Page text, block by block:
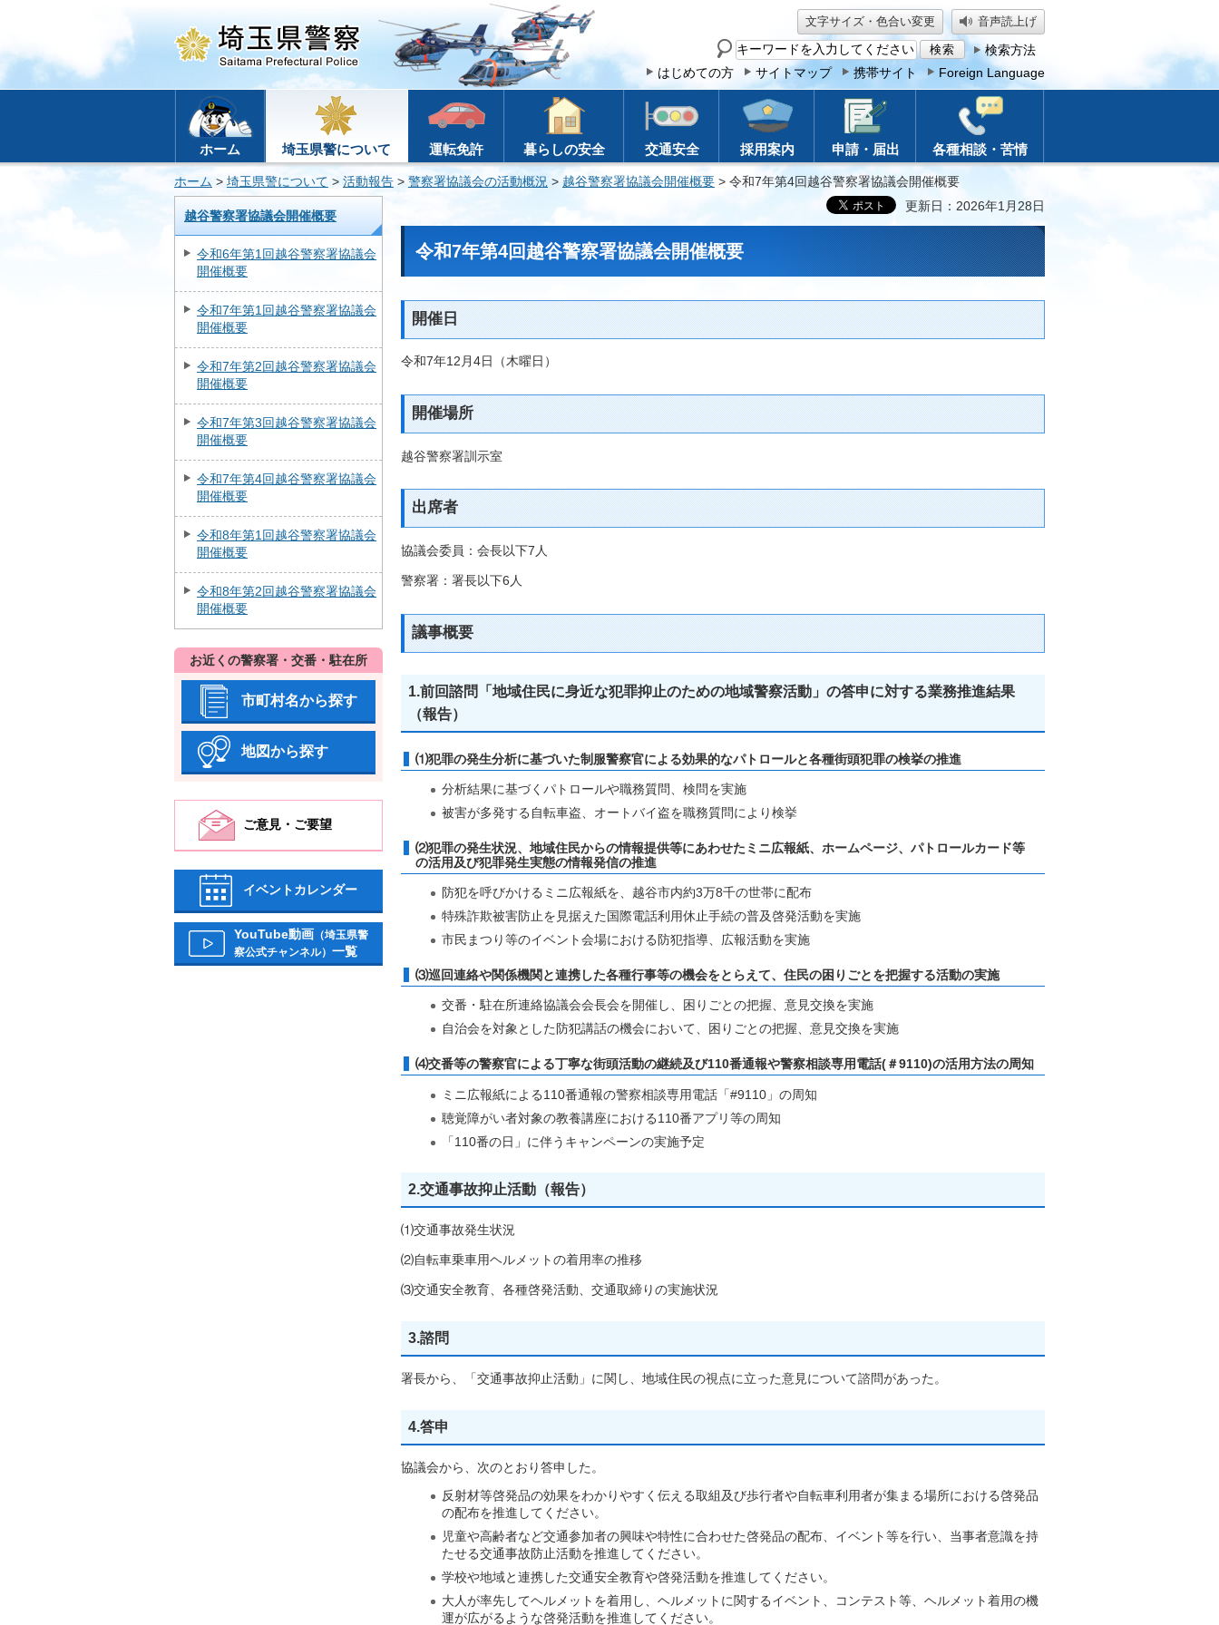
文字サイズ・色合い変更 音声読上げ
サ
イ
ト
検索方法
はじめての方
サイトマップ 携帯サイト Foreign Language
ホーム 埼玉県警について 運転免許 暮らしの安全 交通安全 採用案内 申請・届出 各種相談・苦情
ホーム > 埼玉県警について > 活動報告 > 警察署協議会の活動概況 > 越谷警察署協議会開催概要 > 令和7年第4回越谷警察署協議会開催概要
越谷警察署協議会開催概要
令和6年第1回越谷警察署協議会
開催概要
令和7年第1回越谷警察署協議会
開催概要
令和7年第2回越谷警察署協議会
開催概要
令和7年第3回越谷警察署協議会
開催概要
令和7年第4回越谷警察署協議会
開催概要
令和8年第1回越谷警察署協議会
開催概要
令和8年第2回越谷警察署協議会
開催概要
お近くの警察署・交番・駐在所
市町村名から探す
地図から探す
ご意見・ご要望
イベントカレンダー
YouTube動画 （埼玉県警
察公式チャンネル） 一覧
更新日：2026年1月28日
令和7年第4回越谷警察署協議会開催概要
開催日
令和7年12月4日（木曜日）
開催場所
越谷警察署訓示室
出席者
協議会委員：会長以下7人
警察署：署長以下6人
議事概要
1.前回諮問「地域住民に身近な犯罪抑止のための地域警察活動」の答申に対する業務推進結果
（報告）
⑴犯罪の発生分析に基づいた制服警察官による効果的なパトロールと各種街頭犯罪の検挙の推進
分析結果に基づくパトロールや職務質問、検問を実施
被害が多発する自転車盗、オートバイ盗を職務質問により検挙
⑵犯罪の発生状況、地域住民からの情報提供等にあわせたミニ広報紙、ホームページ、パトロールカード等
の活用及び犯罪発生実態の情報発信の推進
防犯を呼びかけるミニ広報紙を、越谷市内約3万8千の世帯に配布
特殊詐欺被害防止を見据えた国際電話利用休止手続の普及啓発活動を実施
市民まつり等のイベント会場における防犯指導、広報活動を実施
⑶巡回連絡や関係機関と連携した各種行事等の機会をとらえて、住民の困りごとを把握する活動の実施
交番・駐在所連絡協議会会長会を開催し、困りごとの把握、意見交換を実施
自治会を対象とした防犯講話の機会において、困りごとの把握、意見交換を実施
⑷交番等の警察官による丁寧な街頭活動の継続及び110番通報や警察相談専用電話(＃9110)の活用方法の周知
ミニ広報紙による110番通報の警察相談専用電話「#9110」の周知
聴覚障がい者対象の教養講座における110番アプリ等の周知
「110番の日」に伴うキャンペーンの実施予定
2.交通事故抑止活動（報告）
⑴交通事故発生状況
⑵自転車乗車用ヘルメットの着用率の推移
⑶交通安全教育、各種啓発活動、交通取締りの実施状況
3.諮問
署長から、「交通事故抑止活動」に関し、地域住民の視点に立った意見について諮問があった。
4.答申
協議会から、次のとおり答申した。
反射材等啓発品の効果をわかりやすく伝える取組及び歩行者や自転車利用者が集まる場所における啓発品
の配布を推進してください。
児童や高齢者など交通参加者の興味や特性に合わせた啓発品の配布、イベント等を行い、当事者意識を持
たせる交通事故防止活動を推進してください。
学校や地域と連携した交通安全教育や啓発活動を推進してください。
大人が率先してヘルメットを着用し、ヘルメットに関するイベント、コンテスト等、ヘルメット着用の機
運が広がるような啓発活動を推進してください。